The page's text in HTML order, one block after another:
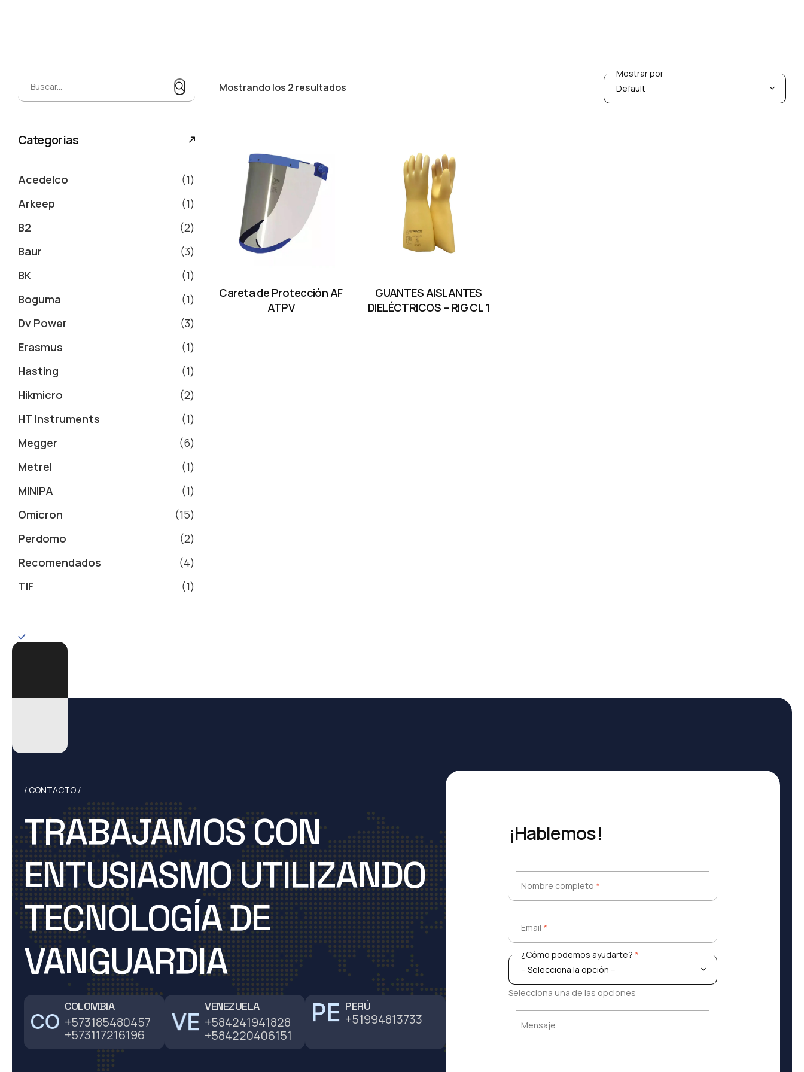
Mostrando los 2 resultados Mostrar por
Mostrar por
Careta de Protección AF
ATPV
GUANTES AISLANTES
DIELÉCTRICOS – RIG CL 1
Buscar...
Categorias
Acedelco
1
Arkeep
1
B2
2
Baur
3
BK
1
Boguma
1
Dv Power
3
Erasmus
1
Hasting
1
Hikmicro
2
HT Instruments
1
Megger
6
Metrel
1
MINIPA
1
Omicron
15
Perdomo
2
Recomendados
4
TIF
1
/ CONTACTO /
TRABAJAMOS CON
ENTUSIASMO UTILIZANDO
TECNOLOGÍA DE
VANGUARDIA
COLOMBIA
+573185480457
+573117216196
VENEZUELA
+584241941828
+584220406151
PERÚ
+51994813733
¡Hablemos!
Nombre completo *
Email *
¿Cómo podemos ayudarte?
¿Cómo podemos ayudarte? *
Selecciona una de las opciones
Mensaje